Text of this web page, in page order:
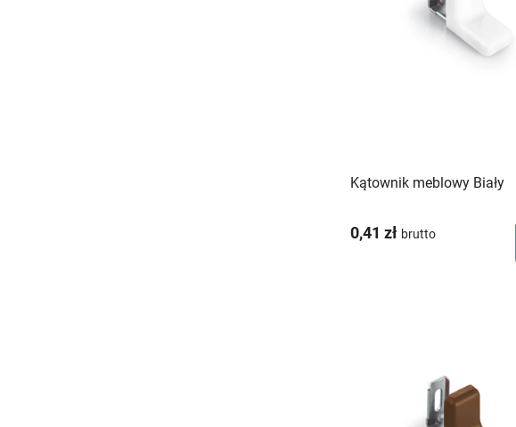
Kątownik meblowy Biały
0,41 zł brutto